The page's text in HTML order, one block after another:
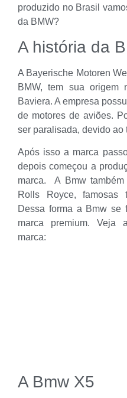
produzido no Brasil
da BMW?
A história da
A Bayerische Motoren
BMW, tem sua origem
Baviera. A empresa
de motores de aviões.
ser paralisada, devido ao
Após isso a marca
depois começou a
marca. A Bmw
Rolls Royce, famosas
Dessa forma a Bmw se
marca premium. Veja
marca:
A Bmw X5